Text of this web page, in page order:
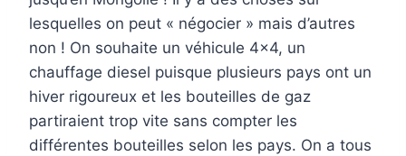
lesquelles on peut « négocier » mais d’autres
non ! On souhaite un véhicule 4×4, un
chauffage diesel puisque plusieurs pays ont un
hiver rigoureux et les bouteilles de gaz
partiraient trop vite sans compter les
différentes bouteilles selon les pays. On a tous